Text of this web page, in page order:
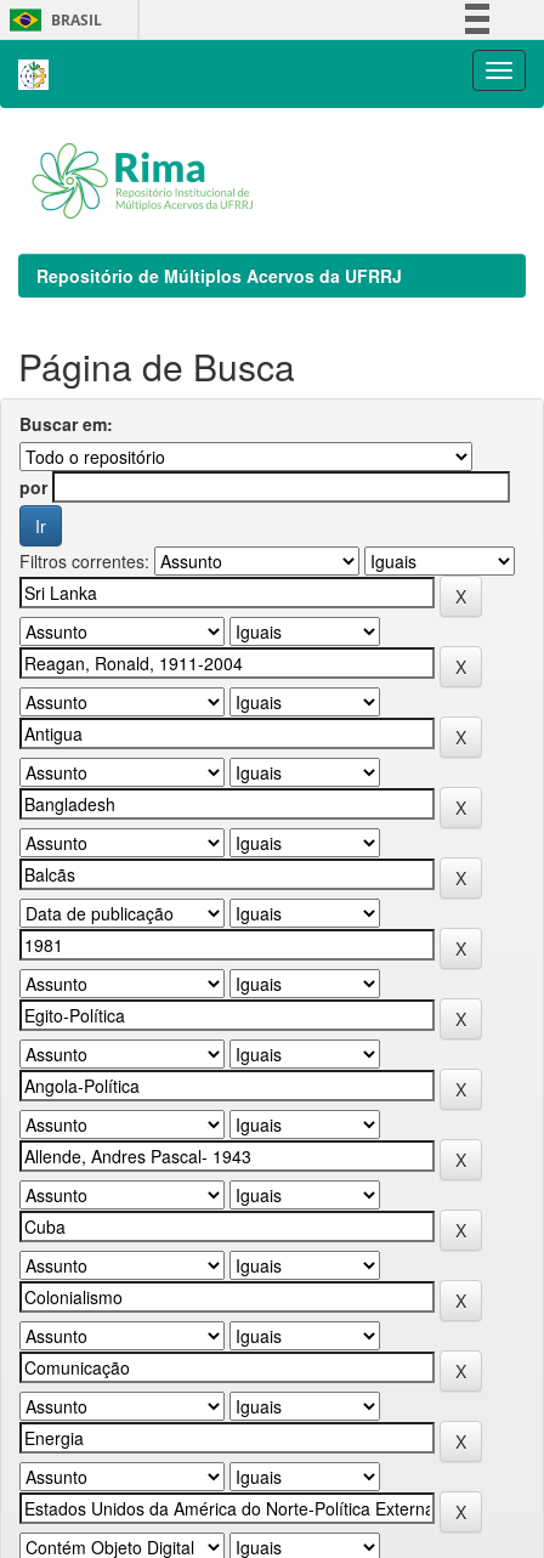
Skip
navigation
BRASIL
Repositório de Múltiplos Acervos da UFRRJ
Página de Busca
Buscar em:
por
Filtros correntes: